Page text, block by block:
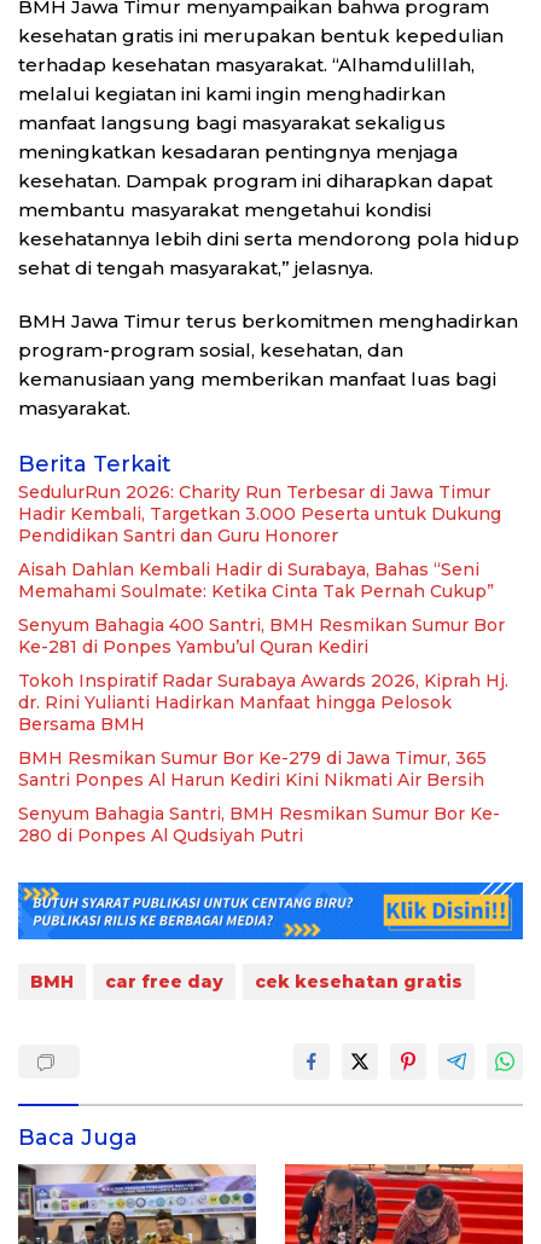
BMH Jawa Timur menyampaikan bahwa program
kesehatan gratis ini merupakan bentuk kepedulian
terhadap kesehatan masyarakat. “Alhamdulillah,
melalui kegiatan ini kami ingin menghadirkan
manfaat langsung bagi masyarakat sekaligus
meningkatkan kesadaran pentingnya menjaga
kesehatan. Dampak program ini diharapkan dapat
membantu masyarakat mengetahui kondisi
kesehatannya lebih dini serta mendorong pola hidup
sehat di tengah masyarakat,” jelasnya.
BMH Jawa Timur terus berkomitmen menghadirkan
program-program sosial, kesehatan, dan
kemanusiaan yang memberikan manfaat luas bagi
masyarakat.
Berita Terkait
SedulurRun 2026: Charity Run Terbesar di Jawa Timur
Hadir Kembali, Targetkan 3.000 Peserta untuk Dukung
Pendidikan Santri dan Guru Honorer
Aisah Dahlan Kembali Hadir di Surabaya, Bahas “Seni
Memahami Soulmate: Ketika Cinta Tak Pernah Cukup”
Senyum Bahagia 400 Santri, BMH Resmikan Sumur Bor
Ke-281 di Ponpes Yambu’ul Quran Kediri
Tokoh Inspiratif Radar Surabaya Awards 2026, Kiprah Hj.
dr. Rini Yulianti Hadirkan Manfaat hingga Pelosok
Bersama BMH
BMH Resmikan Sumur Bor Ke-279 di Jawa Timur, 365
Santri Ponpes Al Harun Kediri Kini Nikmati Air Bersih
Senyum Bahagia Santri, BMH Resmikan Sumur Bor Ke-
280 di Ponpes Al Qudsiyah Putri
BMH car free day cek kesehatan gratis
Baca Juga